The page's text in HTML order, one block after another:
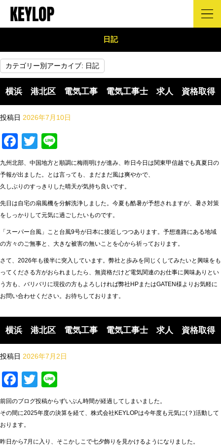
日記
カテゴリー別アーカイブ: 日記
横浜 港北区 電気工事 電気工事士 求人 資格取得
投稿日 2026年7月10日
Facebook
Twitter
九州北部、中国地方と順調に梅雨明けが進み、昨日今日は関東甲信越でも真夏日の
予報が出ました。とは言っても、まだまだ風は爽やかで、
久しぶりのすっきりした晴天が気持ち良いです。
先日は自宅の扇風機を分解洗浄しました。今夏も酷暑が予想されますが、暑さ対策
をしっかりして元気に過ごしたいものです。
「スーパー台風」こと台風9号が日本に接近しつつあります。予想進路にある地域
の方々のご無事と、大きな被害の無いことを心から祈っております。
さて、2026年も後半に突入しています。弊社と歩みを同じくしてみたいと興味をも
ってくださる方がおられましたら、無資格だけど電気関連のお仕事に興味ありとい
う方も、バリバリに現役の方もよろしければ弊社HPまたはGATEN様よりお気軽に
お問い合わせください。お待ちしております。
横浜 港北区 電気工事 電気工事士 求人 資格取得
投稿日 2026年7月2日
Facebook
Twitter
前回のブログ投稿からずいぶん時間が経過してしまいました。
その間に2025年度の決算を経て、株式会社KEYLOPは今年度も元気に(？)活動して
おります。
昨日から7月に入り、そこかしこで七夕飾りを見かけるようになりました。